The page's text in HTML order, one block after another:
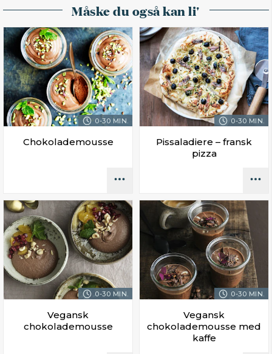
Måske du også kan li'
0-30 MIN.
Chokolademousse
0-30 MIN.
Pissaladiere – fransk
pizza
0-30 MIN.
Vegansk
chokolademousse
0-30 MIN.
Vegansk
chokolademousse med
kaffe